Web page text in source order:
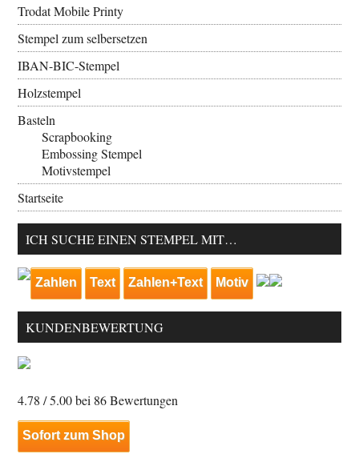
Trodat Mobile Printy
Stempel zum selbersetzen
IBAN-BIC-Stempel
Holzstempel
Basteln
Scrapbooking
Embossing Stempel
Motivstempel
Startseite
ICH SUCHE EINEN STEMPEL MIT…
Zahlen Text Zahlen+Text Motiv
KUNDENBEWERTUNG
4.78 / 5.00 bei 86Bewertungen
Sofort zum Shop